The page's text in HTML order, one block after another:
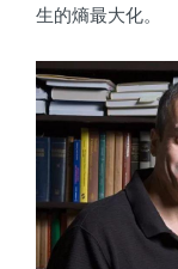
生的熵最大化。